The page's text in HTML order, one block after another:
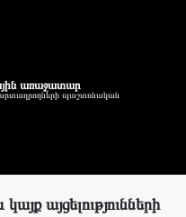
առաջատար
պաշտոնական
են տեղեկություններ
այցելությունների